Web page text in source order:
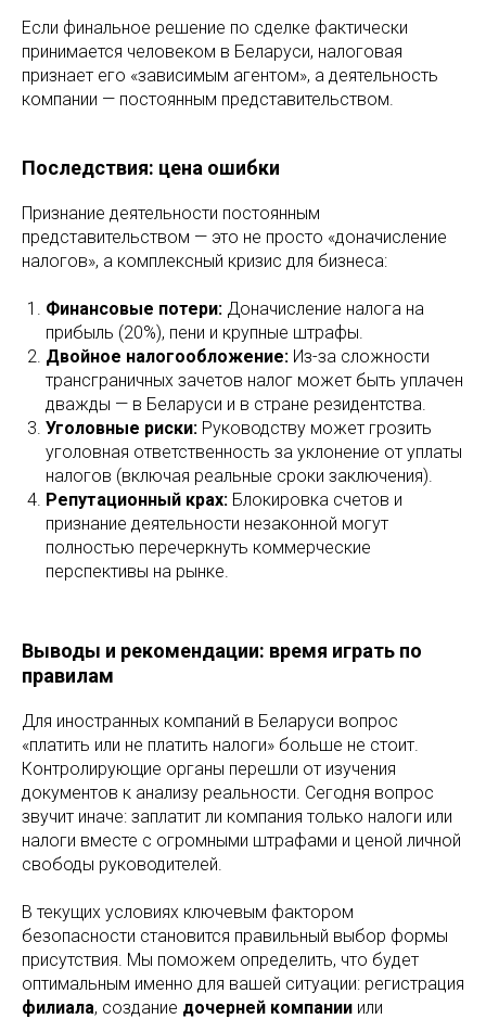
Если финальное решение по сделке фактически
принимается человеком в Беларуси, налоговая
признает его «зависимым агентом», а деятельность
компании — постоянным представительством.
Последствия: цена ошибки
Признание деятельности постоянным
представительством — это не просто «доначисление
налогов», а комплексный кризис для бизнеса:
Финансовые потери: Доначисление налога на
прибыль (20%), пени и крупные штрафы.
Двойное налогообложение: Из-за сложности
трансграничных зачетов налог может быть уплачен
дважды — в Беларуси и в стране резидентства.
Уголовные риски: Руководству может грозить
уголовная ответственность за уклонение от уплаты
налогов (включая реальные сроки заключения).
Репутационный крах: Блокировка счетов и
признание деятельности незаконной могут
полностью перечеркнуть коммерческие
перспективы на рынке.
Выводы и рекомендации: время играть по
правилам
Для иностранных компаний в Беларуси вопрос
«платить или не платить налоги» больше не стоит.
Контролирующие органы перешли от изучения
документов к анализу реальности. Сегодня вопрос
звучит иначе: заплатит ли компания только налоги или
налоги вместе с огромными штрафами и ценой личной
свободы руководителей.
В текущих условиях ключевым фактором
безопасности становится правильный выбор формы
присутствия. Мы поможем определить, что будет
оптимальным именно для вашей ситуации: регистрация
филиала, создание дочерней компании или